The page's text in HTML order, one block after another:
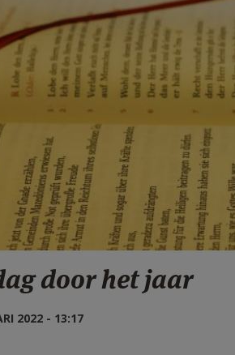
door het jaar
2022 - 13:17